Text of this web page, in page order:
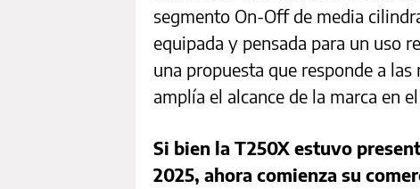
segmento On-Off de media
equipada y pensada para un uso
una propuesta que responde a
amplía el alcance de la marca en
Si bien la T250X estuvo
2025, ahora comienza su